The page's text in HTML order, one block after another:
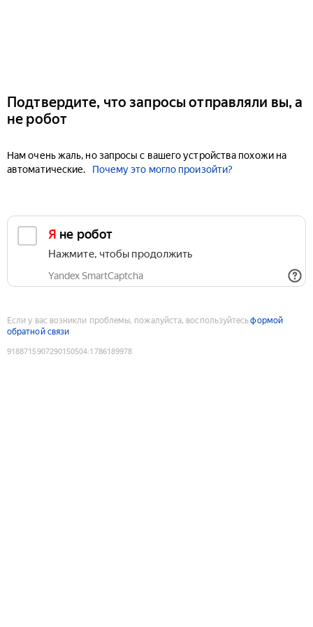
Подтвердите, что запросы отправляли вы, а
не робот
Нам очень жаль, но запросы с вашего устройства похожи на
автоматические.
Почему это могло произойти?
Я не робот
Нажмите, чтобы продолжить
Yandex SmartCaptcha
Если у вас возникли проблемы, пожалуйста, воспользуйтесьформой
обратной связи
9188715907290150504:1786189978